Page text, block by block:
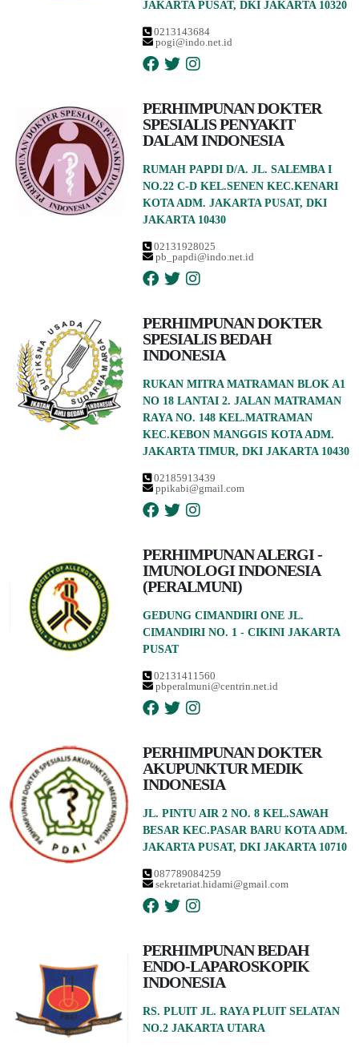
JAKARTA PUSAT, DKI JAKARTA 10320
0213143684
pogi@indo.net.id
PERHIMPUNAN DOKTER
SPESIALIS PENYAKIT
DALAM INDONESIA
RUMAH PAPDI D/A. JL. SALEMBA I
NO.22 C-D KEL.SENEN KEC.KENARI
KOTA ADM. JAKARTA PUSAT, DKI
JAKARTA 10430
02131928025
pb_papdi@indo.net.id
PERHIMPUNAN DOKTER
SPESIALIS BEDAH
INDONESIA
RUKAN MITRA MATRAMAN BLOK A1
NO 18 LANTAI 2. JALAN MATRAMAN
RAYA NO. 148 KEL.MATRAMAN
KEC.KEBON MANGGIS KOTA ADM.
JAKARTA TIMUR, DKI JAKARTA 10430
02185913439
ppikabi@gmail.com
PERHIMPUNAN ALERGI -
IMUNOLOGI INDONESIA
(PERALMUNI)
GEDUNG CIMANDIRI ONE JL.
CIMANDIRI NO. 1 - CIKINI JAKARTA
PUSAT
02131411560
pbperalmuni@centrin.net.id
PERHIMPUNAN DOKTER
AKUPUNKTUR MEDIK
INDONESIA
JL. PINTU AIR 2 NO. 8 KEL.SAWAH
BESAR KEC.PASAR BARU KOTA ADM.
JAKARTA PUSAT, DKI JAKARTA 10710
087789084259
sekretariat.hidami@gmail.com
PERHIMPUNAN BEDAH
ENDO-LAPAROSKOPIK
INDONESIA
RS. PLUIT JL. RAYA PLUIT SELATAN
NO.2 JAKARTA UTARA